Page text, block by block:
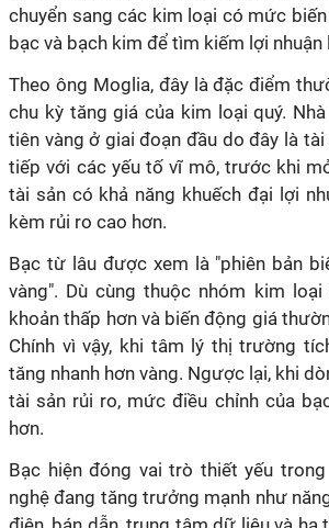
chuyển sang các kim loại có mức
bạc và bạch kim để tìm kiếm lợi nhuận
Theo ông Moglia, đây là đặc điểm
chu kỳ tăng giá của kim loại quý.
tiên vàng ở giai đoạn đầu do đây là
tiếp với các yếu tố vĩ mô, trước khi
tài sản có khả năng khuếch đại lợi
kèm rủi ro cao hơn.
Bạc từ lâu được xem là "phiên bản
vàng". Dù cùng thuộc nhóm kim
khoản thấp hơn và biến động giá
Chính vì vậy, khi tâm lý thị trường
tăng nhanh hơn vàng. Ngược lại, khi
tài sản rủi ro, mức điều chỉnh của
hơn.
Bạc hiện đóng vai trò thiết yếu trong
nghệ đang tăng trưởng mạnh như